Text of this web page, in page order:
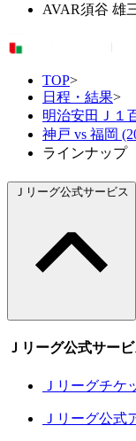
AVAR須谷 雄
TOP>
日程・結果>
明治安田Ｊ１
神戸 vs 福岡
ラインナップ
Ｊリーグ公式サービス
Ｊリーグ公式サー
Ｊリーグチケ
Ｊリーグ公式